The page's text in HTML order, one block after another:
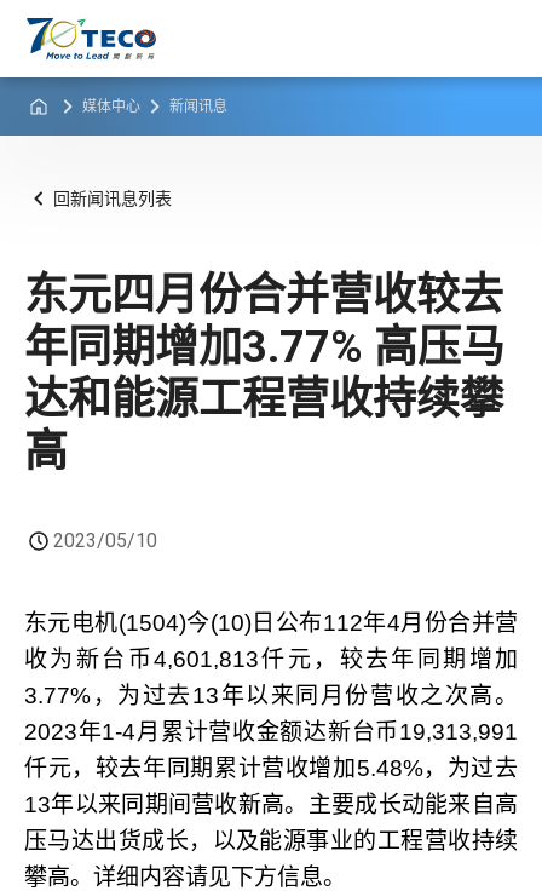
媒体中心 新闻讯息
回新闻讯息列表
东元四月份合并营收较去
年同期增加3.77% 高压马
达和能源工程营收持续攀
高
2023/05/10
东元电机(1504)今(10)日公布112年4月份合并营
收为新台币4,601,813仟元，较去年同期增加
3.77% ，为过去13年以来同月份营收之次高。
2023年1-4月累计营收金额达新台币19,313,991
仟元，较去年同期累计营收增加 5.48%，为过去
13年以来同期间营收新高。主要成长动能来自高
压马达出货成长，以及能源事业的工程营收持续
攀高。详细内容请见下方信息。